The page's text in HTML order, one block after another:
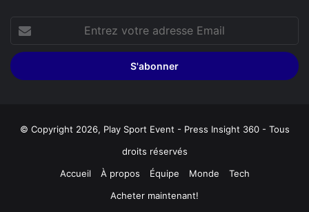
votre
adresse
Email
© Copyright 2026, Play Sport Event - Press Insight 360 - Tous
droits réservés
Accueil
À propos Équipe Monde
Tech
Acheter maintenant!